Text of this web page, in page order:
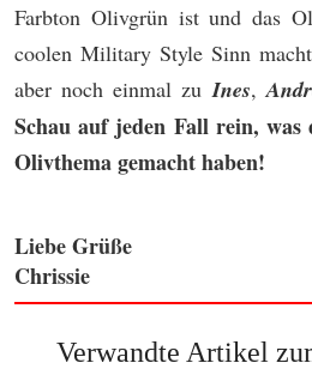
Farbton Olivgrün ist und das
coolen Military Style Sinn
aber noch einmal zuInes,
Schau auf jeden Fall rein, was
Olivthema gemacht haben!
Liebe Grüße
Chrissie
Verwandte Artikel